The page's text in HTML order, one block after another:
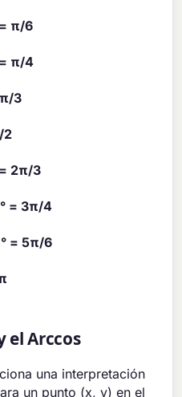
π/6
π/4
3
2
2π/3
= 3π/4
= 5π/6
el Arccos
una interpretación
un punto (x, y) en el